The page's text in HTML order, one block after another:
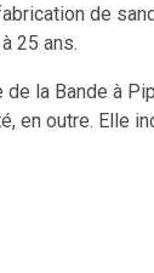
de
25 ans.
la Bande à
outre. Elle